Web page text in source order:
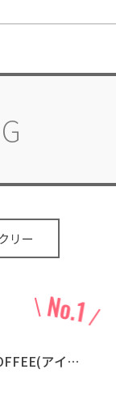
リー
アイビ
&コーヒ